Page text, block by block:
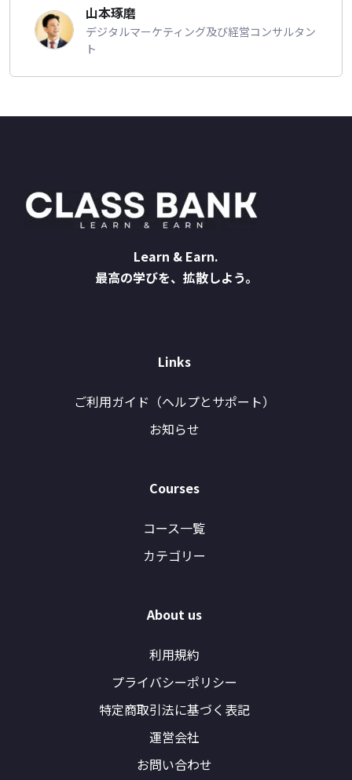
山本琢磨
デジタルマーケティング及び経営コンサルタン
ト
Learn & Earn.
最高の学びを、拡散しよう。
Links
ご利用ガイド（ヘルプとサポート）
お知らせ
Courses
コース一覧
カテゴリー
About us
利用規約
プライバシーポリシー
特定商取引法に基づく表記
運営会社
お問い合わせ